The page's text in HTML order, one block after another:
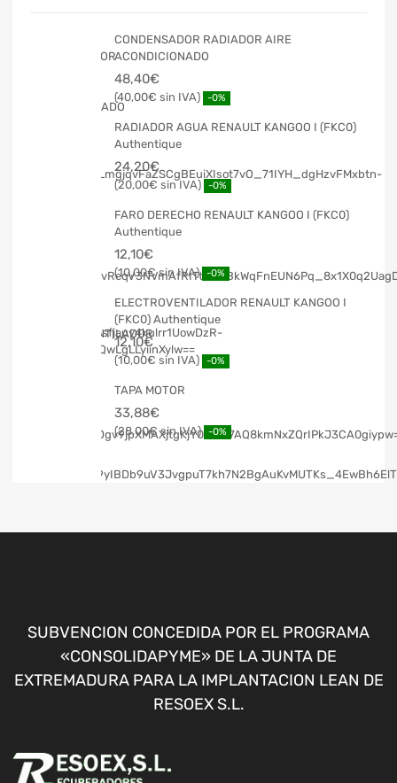
CONDENSADOR RADIADOR AIRE
ACONDICIONADO
48,40€
40,00€ -0%
RADIADOR AGUA RENAULT KANGOO I (FKC0)
Authentique
24,20€
20,00€ -0%
FARO DERECHO RENAULT KANGOO I (FKC0)
Authentique
12,10€
10,00€ -0%
ELECTROVENTILADOR RENAULT KANGOO I
(FKC0) Authentique
12,10€
10,00€ -0%
TAPA MOTOR
33,88€
28,00€ -0%
SUBVENCION CONCEDIDA POR EL PROGRAMA
«CONSOLIDAPYME» DE LA JUNTA DE
EXTREMADURA PARA LA IMPLANTACION LEAN DE
RESOEX S.L.